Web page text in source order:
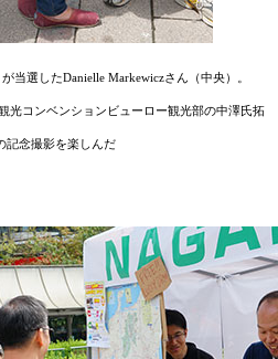
選したDanielle Markewiczさん（中央）。
光コンベンションビューロー観光部の中澤氏拓
記念撮影を楽しんだ